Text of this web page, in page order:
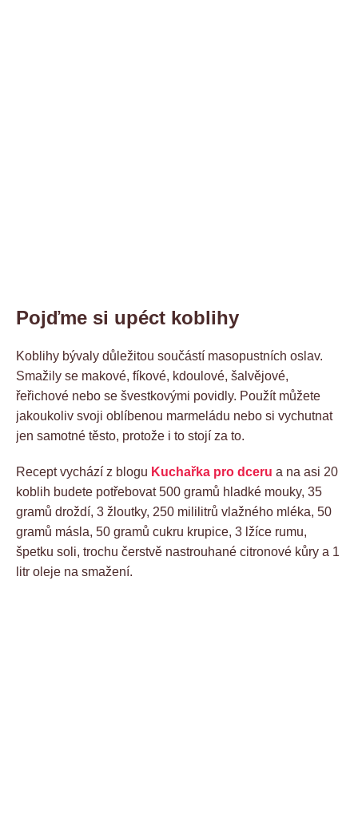
Pojďme si upéct koblihy
Koblihy bývaly důležitou součástí masopustních oslav.
Smažily se makové, fíkové, kdoulové, šalvějové,
řeřichové nebo se švestkovými povidly. Použít můžete
jakoukoliv svoji oblíbenou marmeládu nebo si vychutnat
jen samotné těsto, protože i to stojí za to.
Recept vychází z blogu Kuchařka pro dceru a na asi 20
koblih budete potřebovat 500 gramů hladké mouky, 35
gramů droždí, 3 žloutky, 250 mililitrů vlažného mléka, 50
gramů másla, 50 gramů cukru krupice, 3 lžíce rumu,
špetku soli, trochu čerstvě nastrouhané citronové kůry a 1
litr oleje na smažení.